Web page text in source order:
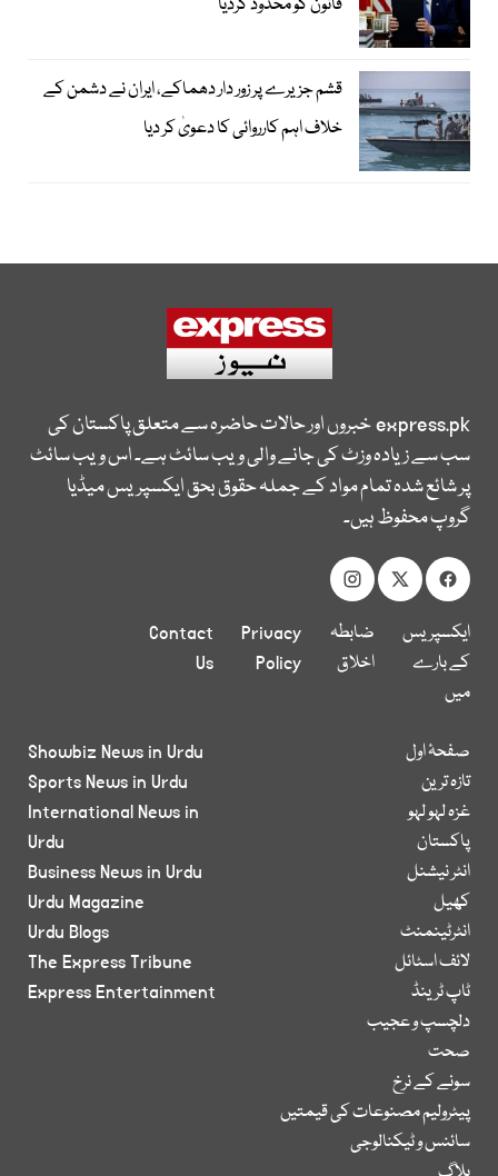
قانون کو محدود کردیا
قشم جزیرے پر زور دار دھماکے، ایران نے دشمن کے
خلاف اہم کارروائی کا دعویٰ کر دیا
express.pkخبروں اور حالات حاضرہ سے متعلق پاکستان کی
سب سے زیادہ وزٹ کی جانے والی ویب سائٹ ہے۔ اس ویب سائٹ
پر شائع شدہ تمام مواد کے جملہ حقوق بحق ایکسپریس میڈیا
گروپ محفوظ ہیں۔
ایکسپریس
کے بارے
میں
ضابطہ
اخلاق
Privacy
Policy
Contact
Us
صفحۂ اول
تازہ ترین
غزہ لہو لہو
پاکستان
انٹر نیشنل
کھیل
انٹرٹینمنٹ
لائف اسٹائل
ٹاپ ٹرینڈ
دلچسپ و عجیب
صحت
سونے کے نرخ
پیٹرولیم مصنوعات کی قیمتیں
سائنس و ٹیکنالوجی
Showbiz News in Urdu
Sports News in Urdu
International News in
Urdu
Business News in Urdu
Urdu Magazine
Urdu Blogs
The Express Tribune
Express Entertainment